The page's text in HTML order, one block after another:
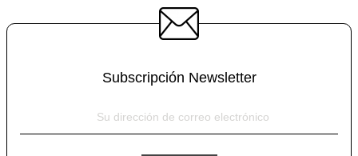
Subscripción Newsletter